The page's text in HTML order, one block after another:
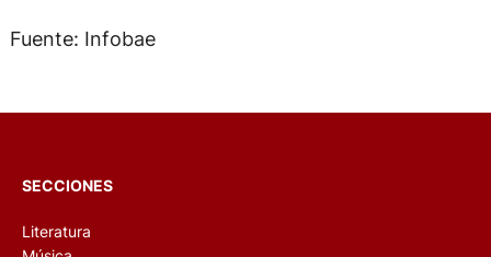
Fuente: Infobae
SECCIONES
Literatura